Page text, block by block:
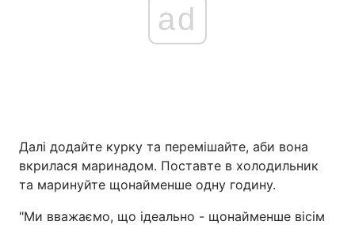
ad
Далі додайте курку та перемішайте, аби вона
вкрилася маринадом. Поставте в холодильник
та маринуйте щонайменше одну годину.
"Ми вважаємо, що ідеально - щонайменше вісім